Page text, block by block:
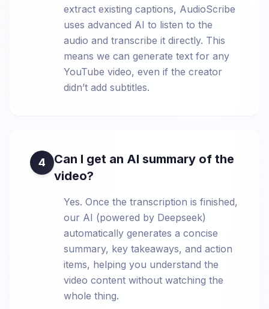
extract existing captions, AudioScribe
uses advanced AI to listen to the
audio and transcribe it directly. This
means we can generate text for any
YouTube video, even if the creator
didn’t add subtitles.
4
Can I get an AI summary of the
video?
Yes. Once the transcription is finished,
our AI (powered by Deepseek)
automatically generates a concise
summary, key takeaways, and action
items, helping you understand the
video content without watching the
whole thing.